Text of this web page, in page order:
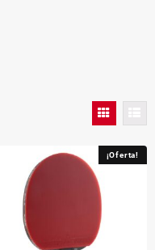
¡Oferta!